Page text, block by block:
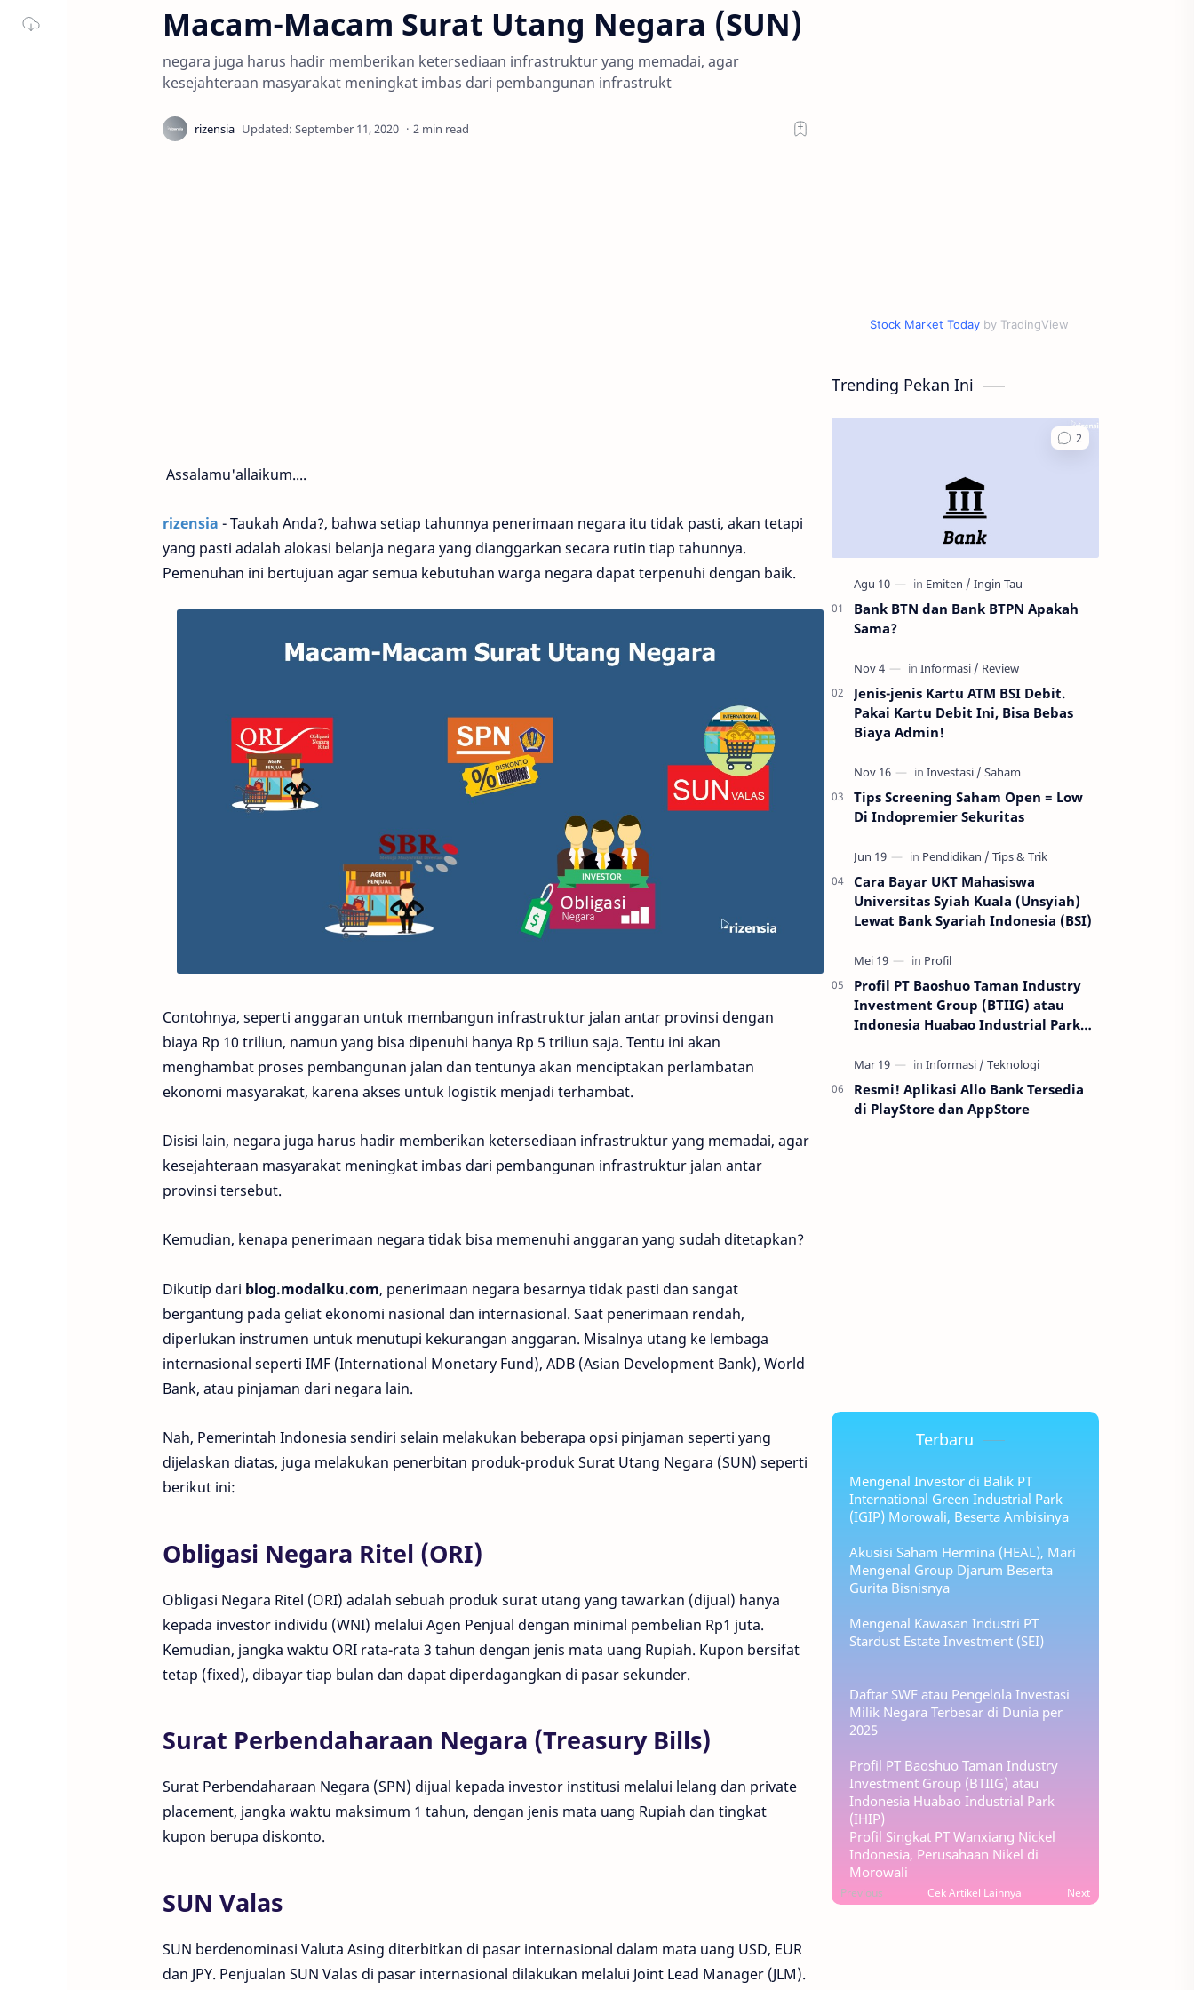
Macam-Macam Surat Utang Negara (SUN)
negara juga harus hadir memberikan ketersediaan infrastruktur yang memadai, agar
kesejahteraan masyarakat meningkat imbas dari pembangunan infrastrukt
2 min read
Assalamu'allaikum....
rizensia - Taukah Anda?, bahwa setiap tahunnya penerimaan negara itu tidak pasti, akan tetapi
yang pasti adalah alokasi belanja negara yang dianggarkan secara rutin tiap tahunnya.
Pemenuhan ini bertujuan agar semua kebutuhan warga negara dapat terpenuhi dengan baik.
Contohnya, seperti anggaran untuk membangun infrastruktur jalan antar provinsi dengan
biaya Rp 10 triliun, namun yang bisa dipenuhi hanya Rp 5 triliun saja. Tentu ini akan
menghambat proses pembangunan jalan dan tentunya akan menciptakan perlambatan
ekonomi masyarakat, karena akses untuk logistik menjadi terhambat.
Disisi lain, negara juga harus hadir memberikan ketersediaan infrastruktur yang memadai, agar
kesejahteraan masyarakat meningkat imbas dari pembangunan infrastruktur jalan antar
provinsi tersebut.
Kemudian, kenapa penerimaan negara tidak bisa memenuhi anggaran yang sudah ditetapkan?
Dikutip dari blog.modalku.com, penerimaan negara besarnya tidak pasti dan sangat
bergantung pada geliat ekonomi nasional dan internasional. Saat penerimaan rendah,
diperlukan instrumen untuk menutupi kekurangan anggaran. Misalnya utang ke lembaga
internasional seperti IMF (International Monetary Fund), ADB (Asian Development Bank), World
Bank, atau pinjaman dari negara lain.
Nah, Pemerintah Indonesia sendiri selain melakukan beberapa opsi pinjaman seperti yang
dijelaskan diatas, juga melakukan penerbitan produk-produk Surat Utang Negara (SUN) seperti
berikut ini:
Obligasi Negara Ritel (ORI)
Obligasi Negara Ritel (ORI) adalah sebuah produk surat utang yang tawarkan (dijual) hanya
kepada investor individu (WNI) melalui Agen Penjual dengan minimal pembelian Rp1 juta.
Kemudian, jangka waktu ORI rata-rata 3 tahun dengan jenis mata uang Rupiah. Kupon bersifat
tetap (fixed), dibayar tiap bulan dan dapat diperdagangkan di pasar sekunder.
Surat Perbendaharaan Negara (Treasury Bills)
Surat Perbendaharaan Negara (SPN) dijual kepada investor institusi melalui lelang dan private
placement, jangka waktu maksimum 1 tahun, dengan jenis mata uang Rupiah dan tingkat
kupon berupa diskonto.
SUN Valas
SUN berdenominasi Valuta Asing diterbitkan di pasar internasional dalam mata uang USD, EUR
dan JPY. Penjualan SUN Valas di pasar internasional dilakukan melalui Joint Lead Manager (JLM).
Stock Market Todayby TradingView
Trending Pekan Ini
Bank BTN dan Bank BTPN Apakah
Sama?
Jenis-jenis Kartu ATM BSI Debit.
Pakai Kartu Debit Ini, Bisa Bebas
Biaya Admin!
Tips Screening Saham Open = Low
Di Indopremier Sekuritas
Cara Bayar UKT Mahasiswa
Universitas Syiah Kuala (Unsyiah)
Lewat Bank Syariah Indonesia (BSI)
Profil PT Baoshuo Taman Industry
Investment Group (BTIIG) atau
Indonesia Huabao Industrial Park
Resmi! Aplikasi Allo Bank Tersedia
di PlayStore dan AppStore
Terbaru
Mengenal Investor di Balik PT
International Green Industrial Park
(IGIP) Morowali, Beserta Ambisinya
Akusisi Saham Hermina (HEAL), Mari
Mengenal Group Djarum Beserta
Gurita Bisnisnya
Mengenal Kawasan Industri PT
Stardust Estate Investment (SEI)
Daftar SWF atau Pengelola Investasi
Milik Negara Terbesar di Dunia per
2025
Profil PT Baoshuo Taman Industry
Investment Group (BTIIG) atau
Indonesia Huabao Industrial Park
(IHIP)
Profil Singkat PT Wanxiang Nickel
Indonesia, Perusahaan Nikel di
Morowali
Previous Next
Cek Artikel Lainnya